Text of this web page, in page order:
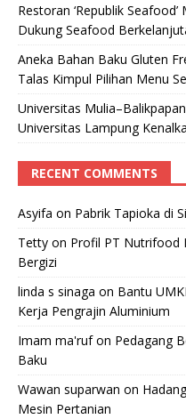
Restoran ‘Republik
Dukung Seafood
Aneka Bahan Baku Gluten
Talas Kimpul Pilihan Menu
Universitas
Universitas Lampung
RECENT COMMENTS
Asyifa on Pabrik Tapioka di
Tetty on Profil PT Nutrifood
Bergizi
linda s sinaga on Bantu
Kerja Pengrajin Aluminium
Imam ma'rufon Pedagang
Baku
Wawan suparwan on
Mesin Pertanian